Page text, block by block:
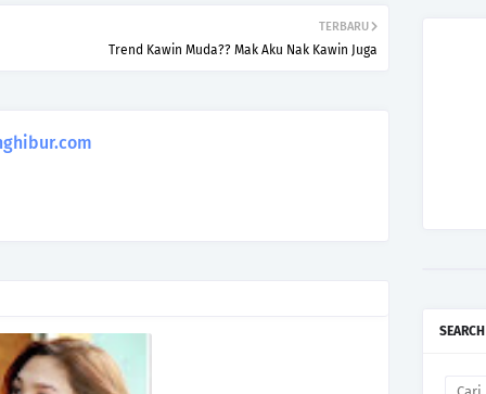
TERBARU
Trend Kawin Muda?? Mak Aku Nak Kawin Juga